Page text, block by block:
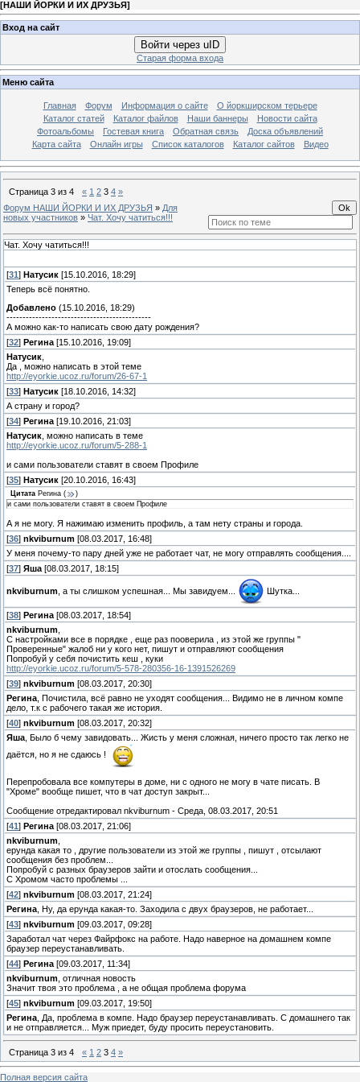
[НАШИ ЙОРКИ И ИХ ДРУЗЬЯ]
Вход на сайт
Войти через uID
Старая форма входа
Меню сайта
Главная Форум Информация о сайте
О йоркширском терьере
Каталог статей
Каталог файлов Наши баннеры
Новости сайта
Фотоальбомы
Гостевая книга Обратная связь
Доска объявлений
Карта сайта
Онлайн игры Список каталогов Каталог сайтов Видео
Страница 3 из 4 « 1 2 3 4 »
Форум НАШИ ЙОРКИ И ИХ ДРУЗЬЯ » Для
новых участников » Чат. Хочу чатиться!!!
Чат. Хочу чатиться!!!
[31 ] Натусик [15.10.2016, 18:29]
Теперь всё понятно.
Добавлено (15.10.2016, 18:29)
---------------------------------------------
А можно как-то написать свою дату рождения?
[32] Регина [15.10.2016, 19:09]
Натусик
Да , можно написать в этой теме
http://eyorkie.ucoz.ru/forum/26-67-1
[33] Натусик [18.10.2016, 14:32]
А страну и город?
[34] Регина [19.10.2016, 21:03]
Натусик , можно написать в теме
http://eyorkie.ucoz.ru/forum/5-288-1
и сами пользователи ставят в своем Профиле
[35] Натусик [20.10.2016, 16:43]
Цитата Регина (
)
и сами пользователи ставят в своем Профиле
А я не могу. Я нажимаю изменить профиль, а там нету страны и города.
[36] nkviburnum [08.03.2017, 16:48]
У меня почему-то пару дней уже не работает чат, не могу отправлять сообщения....
[37] Яша [08.03.2017, 18:15]
nkviburnum , а ты слишком успешная... Мы завидуем... Шутка...
[38] Регина [08.03.2017, 18:54]
nkviburnum
С настройками все в порядке , еще раз пооверила , из этой же группы "
Проверенные" жалоб ни у кого нет, пишут и отправляют сообщения
Попробуй у себя почистить кеш , куки
http://eyorkie.ucoz.ru/forum/5-578-280356-16-1391526269
[39] nkviburnum [08.03.2017, 20:30]
Регина , Почистила, всё равно не уходят сообщения... Видимо не в личном компе
дело, т.к с рабочего такая же история.
[40] nkviburnum [08.03.2017, 20:32]
Яша , Было б чему завидовать... Жисть у меня сложная, ничего просто так легко не
даётся, но я не сдаюсь !
Перепробовала все компутеры в доме, ни с одного не могу в чате писать. В
"Хроме" вообще пишет, что в чат доступ закрыт...
Сообщение отредактировал nkviburnum - Среда, 08.03.2017, 20:51
[41 ] Регина [08.03.2017, 21:06]
nkviburnum
ерунда какая то , другие пользователи из этой же группы , пишут , отсылают
сообщения без проблем...
Попробуй с разных браузеров зайти и отослать сообщения...
С Хромом часто проблемы ...
[42] nkviburnum [08.03.2017, 21:24]
Регина , Ну, да ерунда какая-то. Заходила с двух браузеров, не работает...
[43] nkviburnum [09.03.2017, 09:28]
Заработал чат через Файрфокс на работе. Надо наверное на домашнем компе
браузер переустанавливать.
[44] Регина [09.03.2017, 11:34]
nkviburnum , отличная новость
Значит твоя это проблема , а не общая проблема форума
[45] nkviburnum [09.03.2017, 19:50]
Регина , Да, проблема в компе. Надо браузер переустанавливать. С домашнего так
и не отправляется... Муж приедет, буду просить переустановить.
Страница 3 из 4 « 1 2 3 4 »
Полная версия сайта